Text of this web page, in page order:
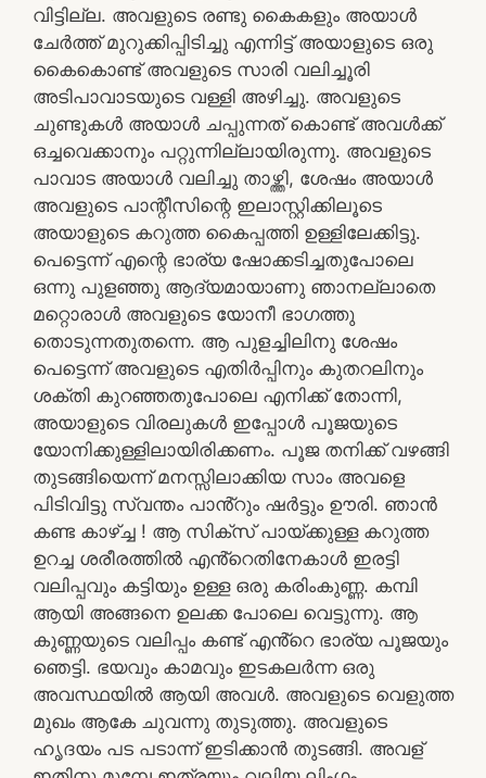
വിട്ടില്ല. അവളുടെ രണ്ടു കൈകളും അയാൾ
ചേർത്ത് മുറുക്കിപ്പിടിച്ചു എന്നിട്ട് അയാളുടെ ഒരു
കൈകൊണ്ട് അവളുടെ സാരി വലിച്ചൂരി
അടിപാവാടയുടെ വള്ളി അഴിച്ചു. അവളുടെ
ചുണ്ടുകൾ അയാൾ ചപ്പുന്നത് കൊണ്ട് അവൾക്ക്
ഒച്ചവെക്കാനും പറ്റുന്നില്ലായിരുന്നു. അവളുടെ
പാവാട അയാൾ വലിച്ചു താഴ്ത്തി, ശേഷം അയാൾ
അവളുടെ പാന്റീസിന്റെ ഇലാസ്റ്റിക്കിലൂടെ
അയാളുടെ കറുത്ത കൈപ്പത്തി ഉള്ളിലേക്കിട്ടു.
പെട്ടെന്ന് എന്റെ ഭാര്യ ഷോക്കടിച്ചതുപോലെ
ഒന്നു പുളഞ്ഞു ആദ്യമായാണു ഞാനല്ലാതെ
മറ്റൊരാൾ അവളുടെ യോനീ ഭാഗത്തു
തൊടുന്നതുതന്നെ. ആ പുളച്ചിലിനു ശേഷം
പെട്ടെന്ന് അവളുടെ എതിർപ്പിനും കുതറലിനും
ശക്തി കുറഞ്ഞതുപോലെ എനിക്ക് തോന്നി,
അയാളുടെ വിരലുകൾ ഇപ്പോൾ പൂജയുടെ
യോനിക്കുള്ളിലായിരിക്കണം. പൂജ തനിക്ക് വഴങ്ങി
തുടങ്ങിയെന്ന് മനസ്സിലാക്കിയ സാം അവളെ
പിടിവിട്ടു സ്വന്തം പാൻ്റും ഷർട്ടും ഊരി. ഞാൻ
കണ്ട കാഴ്ച്ച ! ആ സിക്സ് പായ്ക്കുള്ള കറുത്ത
ഉറച്ച ശരീരത്തിൽ എൻ്റെതിനേകാൾ ഇരട്ടി
വലിപ്പവും കട്ടിയും ഉള്ള ഒരു കരിംകുണ്ണ. കമ്പി
ആയി അങ്ങനെ ഉലക്ക പോലെ വെട്ടുന്നു. ആ
കുണ്ണയുടെ വലിപ്പം കണ്ട് എൻ്റെ ഭാര്യ പൂജയും
ഞെട്ടി. ഭയവും കാമവും ഇടകലർന്ന ഒരു
അവസ്ഥയിൽ ആയി അവൾ. അവളുടെ വെളുത്ത
മുഖം ആകേ ചുവന്നു തുടുത്തു. അവളുടെ
ഹൃദയം പട പടാന്ന് ഇടിക്കാൻ തുടങ്ങി. അവള്